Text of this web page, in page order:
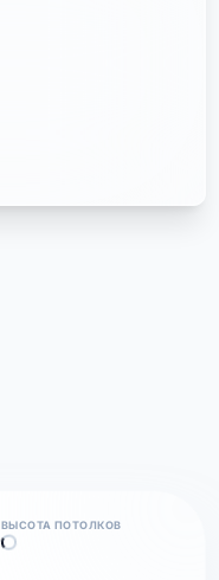
ВЫСОТА ПОТОЛКОВ